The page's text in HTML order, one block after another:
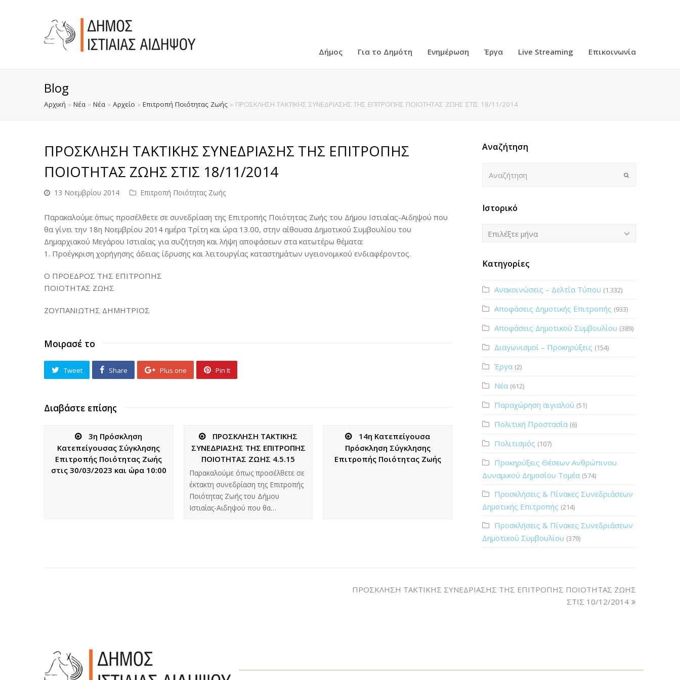
Δήμος Για το Δημότη Ενημέρωση Έργα Live Streaming Επικοινωνία
Blog
Αρχική » Νέα » Νέα » Αρχείο » Επιτροπή Ποιότητας Ζωής » ΠΡΟΣΚΛΗΣΗ ΤΑΚΤΙΚΗΣ ΣΥΝΕΔΡΙΑΣΗΣ ΤΗΣ ΕΠΙΤΡΟΠΗΣ ΠΟΙΟΤΗΤΑΣ ΖΩΗΣ ΣΤΙΣ 18/11/2014
ΠΡΟΣΚΛΗΣΗ ΤΑΚΤΙΚΗΣ ΣΥΝΕΔΡΙΑΣΗΣ ΤΗΣ ΕΠΙΤΡΟΠΗΣ
ΠΟΙΟΤΗΤΑΣ ΖΩΗΣ ΣΤΙΣ 18/11/2014
13 Νοεμβρίου 2014 Επιτροπή Ποιότητας Ζωής
Παρακαλούμε όπως προσέλθετε σε συνεδρίαση της Επιτροπής Ποιότητας Ζωής του Δήμου Ιστιαίας-Αιδηψού που
θα γίνει την 18η Νοεμβρίου 2014 ημέρα Τρίτη και ώρα 13.00, στην αίθουσα Δημοτικού Συμβουλίου του
Δημαρχιακού Μεγάρου Ιστιαίας για συζήτηση και λήψη αποφάσεων στα κατωτέρω θέματα:
1. Προέγκριση χορήγησης άδειας ίδρυσης και λειτουργίας καταστημάτων υγειονομικού ενδιαφέροντος.
Ο ΠΡΟΕΔΡΟΣ ΤΗΣ ΕΠΙΤΡΟΠΗΣ
ΠΟΙΟΤΗΤΑΣ ΖΩΗΣ
ΖΟΥΠΑΝΙΩΤΗΣ ΔΗΜΗΤΡΙΟΣ
Μοιρασέ το
Tweet Share Plus one Pin It
Διαβάστε επίσης
3η Πρόσκληση
Κατεπείγουσας Σύγκλησης
Επιτροπής Ποιότητας Ζωής
στις 30/03/2023 και ώρα 10:00
ΠΡΟΣΚΛΗΣΗ ΤΑΚΤΙΚΗΣ
ΣΥΝΕΔΡΙΑΣΗΣ ΤΗΣ ΕΠΙΤΡΟΠΗΣ
ΠΟΙΟΤΗΤΑΣ ΖΩΗΣ 4.5.15
Παρακαλούμε όπως προσέλθετε σε
έκτακτη συνεδρίαση της Επιτροπής
Ποιότητας Ζωής του Δήμου
Ιστιαίας-Αιδηψού που θα…
14η Κατεπείγουσα
Πρόσκληση Σύγκλησης
Επιτροπής Ποιότητας Ζωής
Αναζήτηση
Ιστορικό
Ιστορικό
Επιλέξτε μήνα
Κατηγορίες
Ανακοινώσεις – Δελτία Τύπου (1.332)
Αποφάσεις Δημοτικής Επιτροπής (933)
Αποφάσεις Δημοτικού Συμβουλίου (389)
Διαγωνισμοί – Προκηρύξεις (154)
Έργα (2)
Νέα (612)
Παραχώρηση αιγιαλού (51)
Πολιτική Προστασία (6)
Πολιτισμός (107)
Προκηρύξεις Θέσεων Ανθρώπινου
Δυναμικού Δημοσίου Τομέα (574)
Προσκλήσεις & Πίνακες Συνεδριάσεων
Δημοτικής Επιτροπής (214)
Προσκλήσεις & Πίνακες Συνεδριάσεων
Δημοτικού Συμβουλίου (379)
ΠΡΟΣΚΛΗΣΗ ΤΑΚΤΙΚΗΣ ΣΥΝΕΔΡΙΑΣΗΣ ΤΗΣ ΕΠΙΤΡΟΠΗΣ ΠΟΙΟΤΗΤΑΣ ΖΩΗΣ
ΣΤΙΣ 10/12/2014